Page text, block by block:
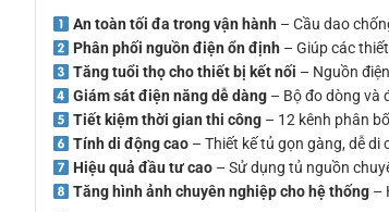
An toàn tối đa trong vận hành – Cầu dao
Phân phối nguồn điện ổn định – Giúp các
Tăng tuổi thọ cho thiết bị kết nối – Nguồn
Giám sát điện năng dễ dàng– Bộ đo dòng và
Tiết kiệm thời gian thi công– 12 kênh phân
Tính di động cao– Thiết kế tủ gọn gàng, dễ di
Hiệu quả đầu tư cao– Sử dụng tủ nguồn
Tăng hình ảnh chuyên nghiệp cho hệ thống–